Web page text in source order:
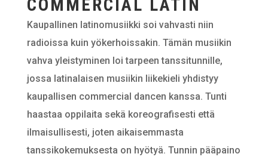
COMMERCIAL LATIN
Kaupallinen latinomusiikki soi vahvasti niin
radioissa kuin yökerhoissakin. Tämän musiikin
vahva yleistyminen loi tarpeen tanssitunnille,
jossa latinalaisen musiikin liikekieli yhdistyy
kaupallisen commercial dancen kanssa. Tunti
haastaa oppilaita sekä koreografisesti että
ilmaisullisesti, joten aikaisemmasta
tanssikokemuksesta on hyötyä. Tunnin pääpaino